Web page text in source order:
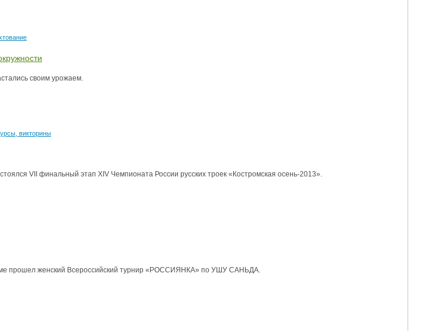
своим урожаем.
викторины
VII финальный этап ХIV Чемпионата России русских троек «Костромская осень-2013».
прошел женский Всероссийский турнир «РОССИЯНКА» по УШУ САНЬДА.